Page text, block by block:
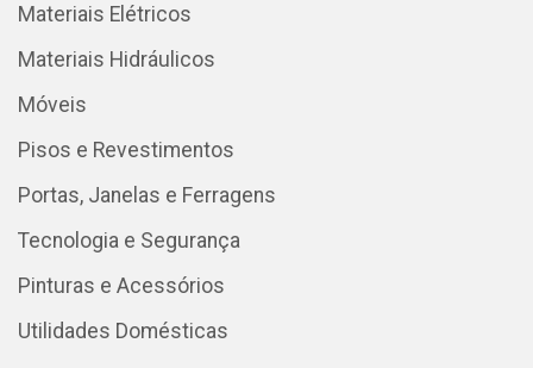
Materiais Elétricos
Materiais Hidráulicos
Móveis
Pisos e Revestimentos
Portas, Janelas e Ferragens
Tecnologia e Segurança
Pinturas e Acessórios
Utilidades Domésticas